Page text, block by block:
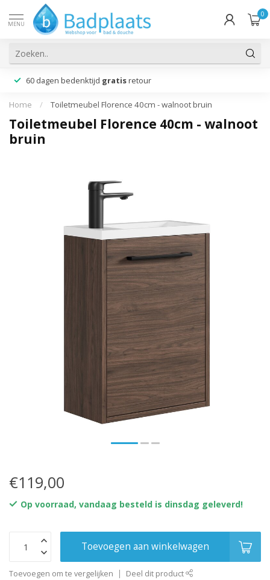
MENU
0
60 dagen bedenktijd gratis retour
Home / Toiletmeubel Florence 40cm - walnoot bruin
Toiletmeubel Florence 40cm - walnoot
bruin
€119,00
Op voorraad, vandaag besteld is dinsdag geleverd!
Toevoegen aan winkelwagen
Toevoegen om te vergelijken Deel dit product